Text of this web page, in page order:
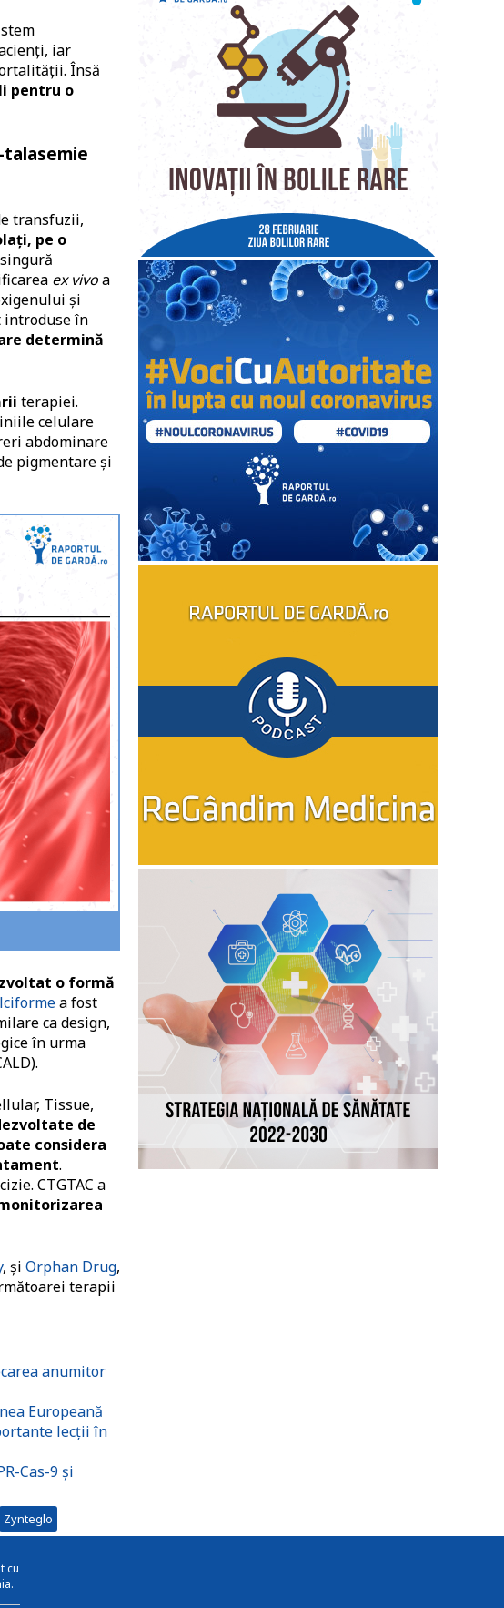
iar
Însă
pentru o
transfuzii,
pe o
ex vivoa
şi
introduse în
determină
terapiei.
celulare
abdominare
pigmentare şi
o formă
a fost
ca design,
în urma
Tissue,
de
considera
.
CTGTAC a
, şi Orphan Drug,
terapii
anumitor
Europeană
lecții în
Cas-9 și
Zynteglo
cu